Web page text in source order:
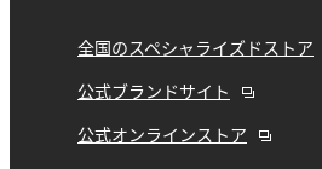
全国のスペシャライズドストア
公式ブランドサイト
公式オンラインストア